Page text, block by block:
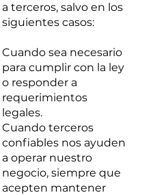
a terceros, salvo en los
siguientes casos:
Cuando sea necesario
para cumplir con la ley
o responder a
requerimientos
legales.
Cuando terceros
confiables nos ayuden
a operar nuestro
negocio, siempre que
acepten mantener